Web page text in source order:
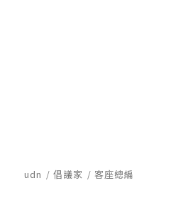
udn 倡議家 客座總編